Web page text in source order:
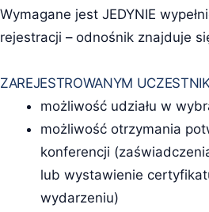
Wymagane jest JEDYNIE
rejestracji – odnośnik znajduje
ZAREJESTROWANYM
możliwość udziału w
możliwość otrzymania
konferencji
lub wystawienie
wydarzeniu)